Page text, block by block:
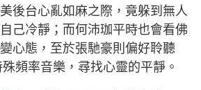
後台心亂如麻之際，竟躲到無人
己冷靜；而何沛珈平時也會看佛
心態，至於張馳豪則偏好聆聽
頻率音樂，尋找心靈的平靜。